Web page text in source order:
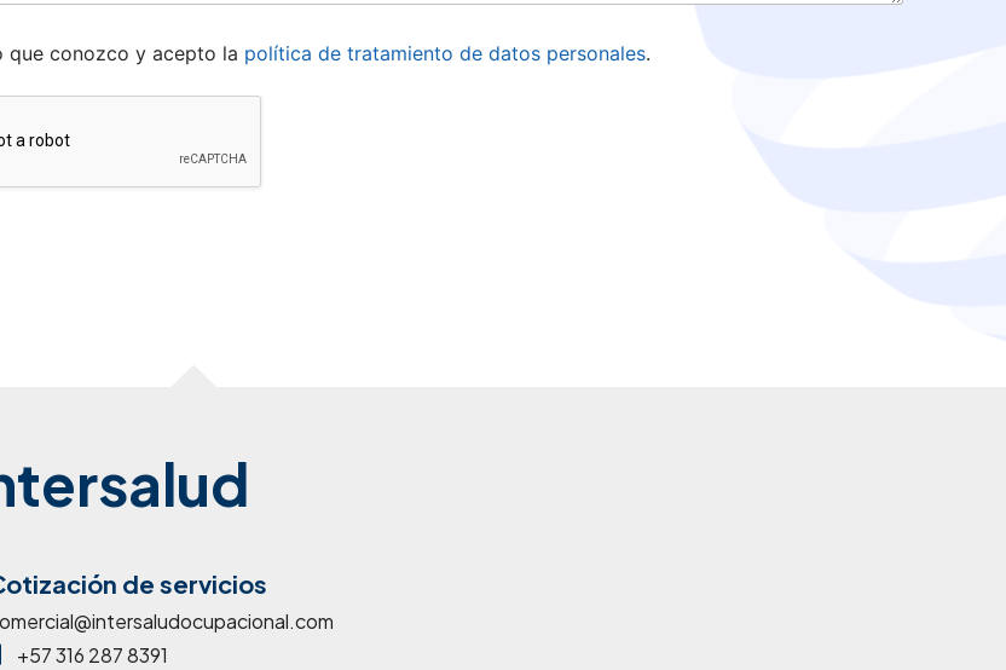
que conozco y acepto la política de tratamiento de datos personales.
de servicios
+57 316 287 8391